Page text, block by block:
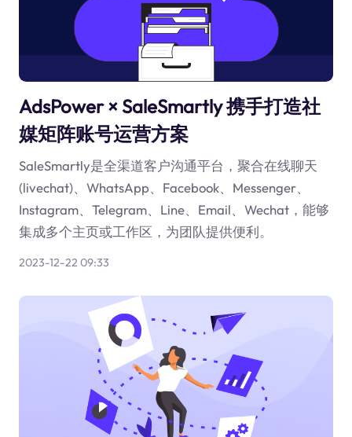
AdsPower × SaleSmartly 携手打造社
媒矩阵账号运营方案
SaleSmartly是全渠道客户沟通平台，聚合在线聊天
(livechat)、WhatsApp、Facebook、Messenger、
Instagram、Telegram、Line、Email、Wechat，能够
集成多个主页或工作区，为团队提供便利。
2023-12-22 09:33